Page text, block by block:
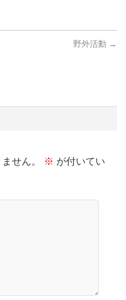
野外活動 →
せん。 ※ が付いてい